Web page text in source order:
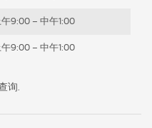
9:00 – 中午1:00
9:00 – 中午1:00
询.